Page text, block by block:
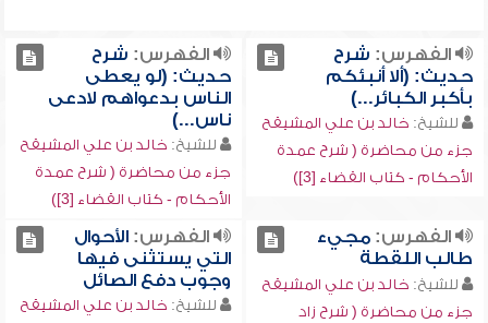
الفهرس: شرح
حديث: (ألا أنبئكم
بأكبر الكبائر...)
للشيخ: خالد بن علي المشيقح
جزء من محاضرة ( شرح عمدة
الأحكام - كتاب القضاء [3])
الفهرس: شرح
حديث: (لو يعطى
الناس بدعواهم لادعى
ناس...)
للشيخ: خالد بن علي المشيقح
جزء من محاضرة ( شرح عمدة
الأحكام - كتاب القضاء [3])
الفهرس:مجيء
طالب اللقطة
للشيخ: خالد بن علي المشيقح
جزء من محاضرة ( شرح زاد
الفهرس:الأحوال
التي يستثنى فيها
وجوب دفع الصائل
للشيخ: خالد بن علي المشيقح